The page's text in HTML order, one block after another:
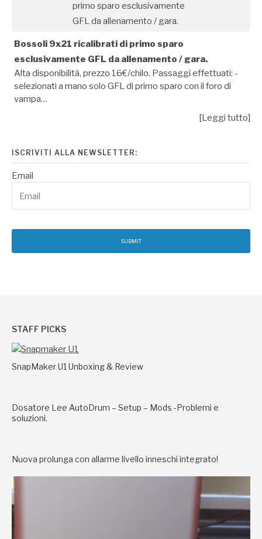
Bossoli 9x21 ricalibrati di primo sparo
esclusivamente GFL da allenamento / gara.
Alta disponibilità, prezzo 16€/chilo. Passaggi effettuati: -
selezionati a mano solo GFL di primo sparo con il foro di
vampa…
[Leggi tutto]
ISCRIVITI ALLA NEWSLETTER:
Email
STAFF PICKS
SnapMaker U1 Unboxing & Review
Dosatore Lee AutoDrum – Setup – Mods -Problemi e
soluzioni.
Nuova prolunga con allarme livello inneschi integrato!